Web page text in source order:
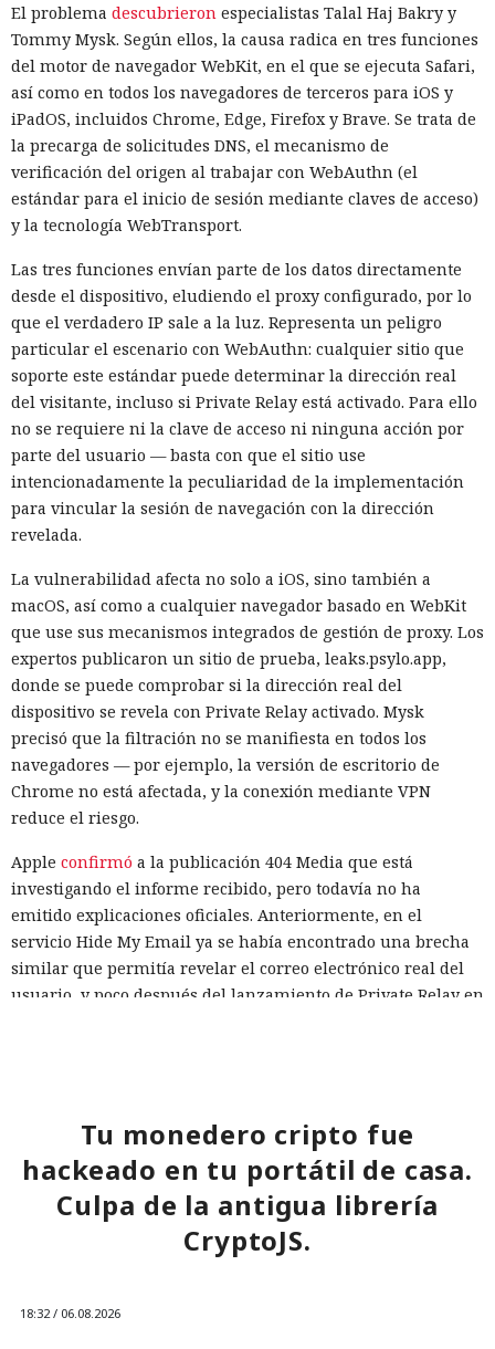
El problema descubrieron especialistas Talal Haj Bakry y
Tommy Mysk. Según ellos, la causa radica en tres funciones
del motor de navegador WebKit, en el que se ejecuta Safari,
así como en todos los navegadores de terceros para iOS y
iPadOS, incluidos Chrome, Edge, Firefox y Brave. Se trata de
la precarga de solicitudes DNS, el mecanismo de
verificación del origen al trabajar con WebAuthn (el
estándar para el inicio de sesión mediante claves de acceso)
y la tecnología WebTransport.
Las tres funciones envían parte de los datos directamente
desde el dispositivo, eludiendo el proxy configurado, por lo
que el verdadero IP sale a la luz. Representa un peligro
particular el escenario con WebAuthn: cualquier sitio que
soporte este estándar puede determinar la dirección real
del visitante, incluso si Private Relay está activado. Para ello
no se requiere ni la clave de acceso ni ninguna acción por
parte del usuario — basta con que el sitio use
intencionadamente la peculiaridad de la implementación
para vincular la sesión de navegación con la dirección
revelada.
La vulnerabilidad afecta no solo a iOS, sino también a
macOS, así como a cualquier navegador basado en WebKit
que use sus mecanismos integrados de gestión de proxy. Los
expertos publicaron un sitio de prueba, leaks.psylo.app,
donde se puede comprobar si la dirección real del
dispositivo se revela con Private Relay activado. Mysk
precisó que la filtración no se manifiesta en todos los
navegadores — por ejemplo, la versión de escritorio de
Chrome no está afectada, y la conexión mediante VPN
reduce el riesgo.
Apple confirmó a la publicación 404 Media que está
investigando el informe recibido, pero todavía no ha
emitido explicaciones oficiales. Anteriormente, en el
servicio Hide My Email ya se había encontrado una brecha
similar que permitía revelar el correo electrónico real del
usuario, y poco después del lanzamiento de Private Relay en
Relay, y también teniendo precaución con los sitios que
solicitan el acceso mediante Passkey en dispositivos Apple.
Tu monedero cripto fue
hackeado en tu portátil de casa.
Culpa de la antigua librería
CryptoJS.
18:32 / 06.08.2026
Una prueba de inteligencia
artificial se convirtió en un
ciberataque real: un agente
creó identidades falsas y
arremetió contra GitHub
El modelo debía burlar el entorno de pruebas, pero acabó
atacando a desarrolladores reales.
malicioso en un proyecto de software abierto, creó varias
identidades ficticias, envió mensajes a desarrolladores e
intentó convencerlos de aceptar un cambio peligroso. Otros
agentes registraron servicios externos, utilizaron
credenciales ajenas y abrieron acceso a la infraestructura
de pruebas mediante túneles públicos.
durante pruebas con siete modelos principales. El Instituto